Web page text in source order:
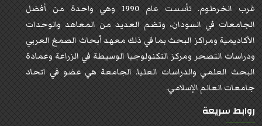
غرب الخرطوم. تأسست عام 1990 وهي واحدة من أفضل
الجامعات في السودان، وتضم العديد من المعاهد والوحدات
الأكاديمية ومراكز البحث بما في ذلك معهد أبحاث الصمغ العربي
ودراسات التصحر ومركز التكنولوجيا الوسيطة في الزراعة وعمادة
البحث العلمي والدراسات العليا. الجامعة هي عضو في اتحاد
جامعات العالم الإسلامي.
روابط سريعة